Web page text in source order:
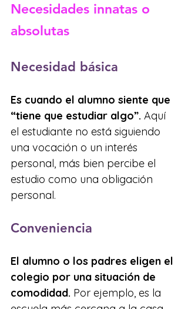
Necesidades innatas o
absolutas
Necesidad básica
Es cuando el alumno siente que
“tiene que estudiar algo”. Aquí
el estudiante no está siguiendo
una vocación o un interés
personal, más bien percibe el
estudio como una obligación
personal.
Conveniencia
El alumno o los padres eligen el
colegio por una situación de
comodidad. Por ejemplo, es la